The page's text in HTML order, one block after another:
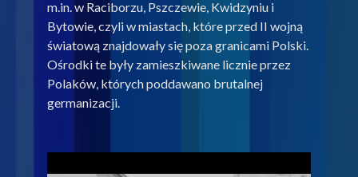
m.in. w Raciborzu, Pszczewie, Kwidzyniu i
Bytowie, czyli w miastach, które przed II wojną
światową znajdowały się poza granicami Polski.
Ośrodki te były zamieszkiwane licznie przez
Polaków, których poddawano brutalnej
germanizacji.